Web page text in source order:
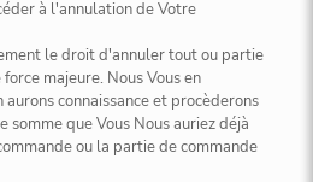
à l'annulation de Votre
le droit d'annuler tout ou partie
majeure. Nous Vous en
connaissance et procèderons
que Vous Nous auriez déjà
ou la partie de commande